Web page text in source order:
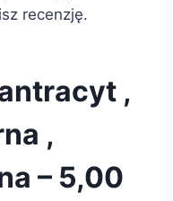
recenzję.
,
,
– 5,00